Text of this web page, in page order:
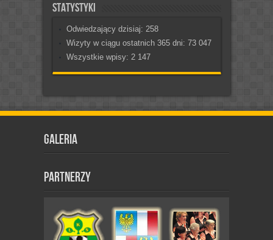
Statystyki
Odwiedzający dzisiaj: 258
Wizyty w ciągu ostatnich 365 dni: 73 047
Wszystkie wpisy: 2 147
Galeria
Partnerzy